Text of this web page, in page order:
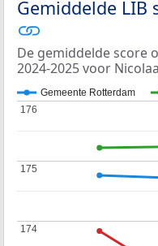
Gemiddelde LIB
De gemiddelde score
2024-2025 voor
Gemeente Rotterdam
174
174
175
175
176
176